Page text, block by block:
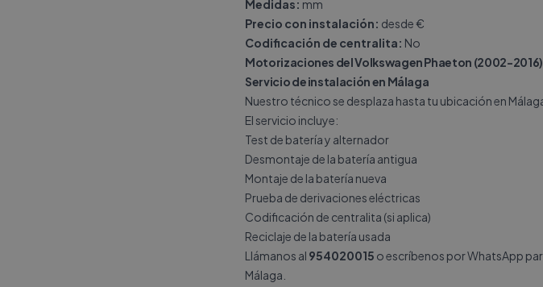
Medidas: mm
Precio con instalación: desde €
Codificación de centralita: No
Motorizaciones del Volkswagen Phaeton (2002-2016)
Servicio de instalación en Málaga
Nuestro técnico se desplaza hasta tu ubicación en
El servicio incluye:
Test de batería y alternador
Desmontaje de la batería antigua
Montaje de la batería nueva
Prueba de derivaciones eléctricas
Codificación de centralita (si aplica)
Reciclaje de la batería usada
Llámanos al 954020015 o escríbenos porWhatsApp
Málaga.